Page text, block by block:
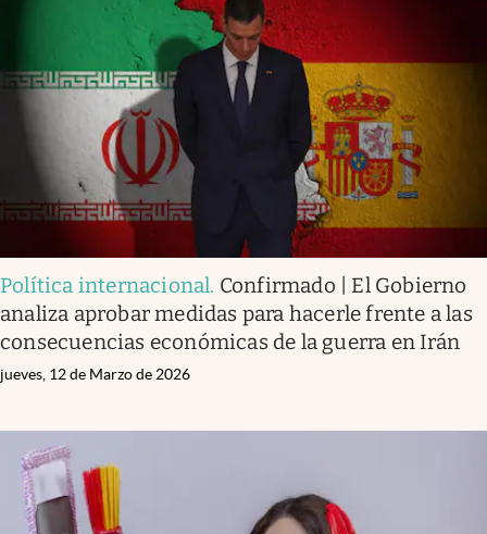
Política internacional. Confirmado | El Gobierno
analiza aprobar medidas para hacerle frente a las
consecuencias económicas de la guerra en Irán
jueves, 12 de Marzo de 2026